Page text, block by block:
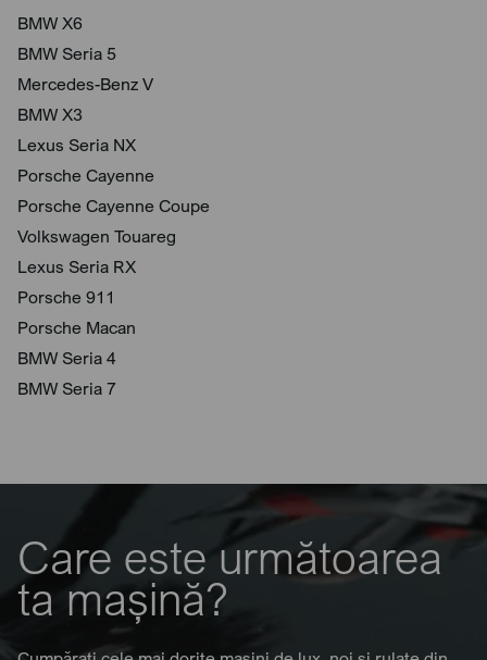
BMW X6
BMW Seria 5
Mercedes-Benz V
BMW X3
Lexus Seria NX
Porsche Cayenne
Porsche Cayenne Coupe
Volkswagen Touareg
Lexus Seria RX
Porsche 911
Porsche Macan
BMW Seria 4
BMW Seria 7
Care este următoarea
ta mașină?